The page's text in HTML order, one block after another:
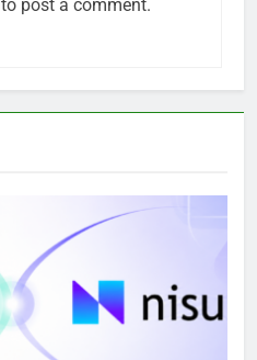
to post a comment.